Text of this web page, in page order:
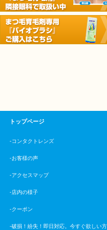
トップページ
-コンタクトレンズ
-お客様の声
-アクセスマップ
-店内の様子
-クーポン
-破損！紛失！即日対応。今すぐ欲しい方